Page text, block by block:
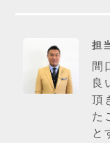
担
間
良
頂
た
と